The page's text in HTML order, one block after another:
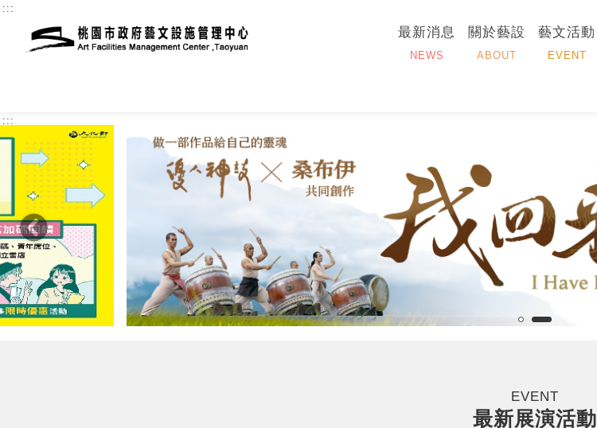
:::
最新消息
NEWS
關於藝設
ABOUT
藝文活動
EVENT
:::
EVENT
最新展演活動